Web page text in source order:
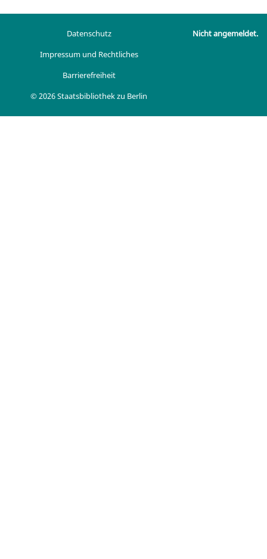
Datenschutz
Impressum und Rechtliches
Barrierefreiheit
© 2026 Staatsbibliothek zu Berlin
Nicht angemeldet.